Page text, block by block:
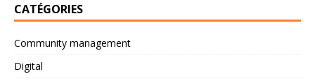
CATÉGORIES
Community management
Digital